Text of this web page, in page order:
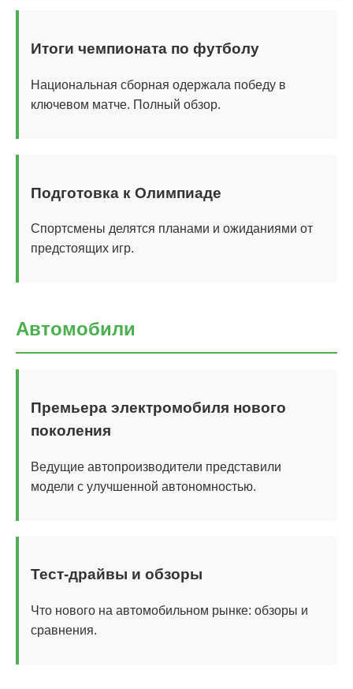
Итоги чемпионата по футболу
Национальная сборная одержала победу в
ключевом матче. Полный обзор.
Подготовка к Олимпиаде
Спортсмены делятся планами и ожиданиями от
предстоящих игр.
Автомобили
Премьера электромобиля нового
поколения
Ведущие автопроизводители представили
модели с улучшенной автономностью.
Тест-драйвы и обзоры
Что нового на автомобильном рынке: обзоры и
сравнения.